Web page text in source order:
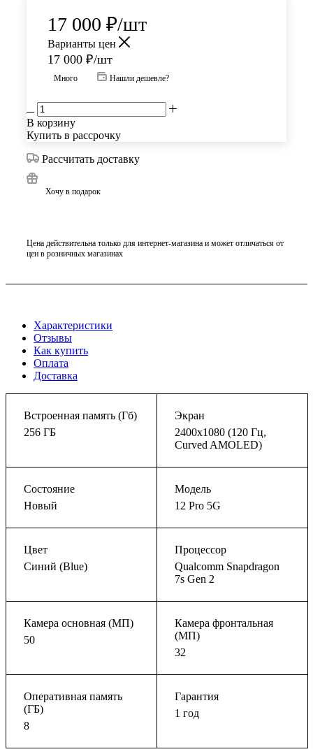
17 000 ₽/шт
Варианты цен
17 000 ₽/шт
Много Нашли дешевле?
В корзину
Купить в рассрочку
Рассчитать доставку
Хочу в подарок
Цена действительна только для интернет-магазина и может отличаться от
цен в розничных магазинах
Характеристики
Отзывы
Как купить
Оплата
Доставка
Встроенная память (Гб)
256 ГБ
Экран
2400x1080 (120 Гц,
Curved AMOLED)
Состояние
Новый
Модель
12 Pro 5G
Цвет
Синий (Blue)
Процессор
Qualcomm Snapdragon
7s Gen 2
Камера основная (МП)
50
Камера фронтальная
(МП)
32
Оперативная память
(ГБ)
8
Гарантия
1 год